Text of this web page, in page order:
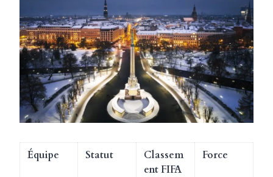
Équipe Statut
Classem
ent FIFA
Force